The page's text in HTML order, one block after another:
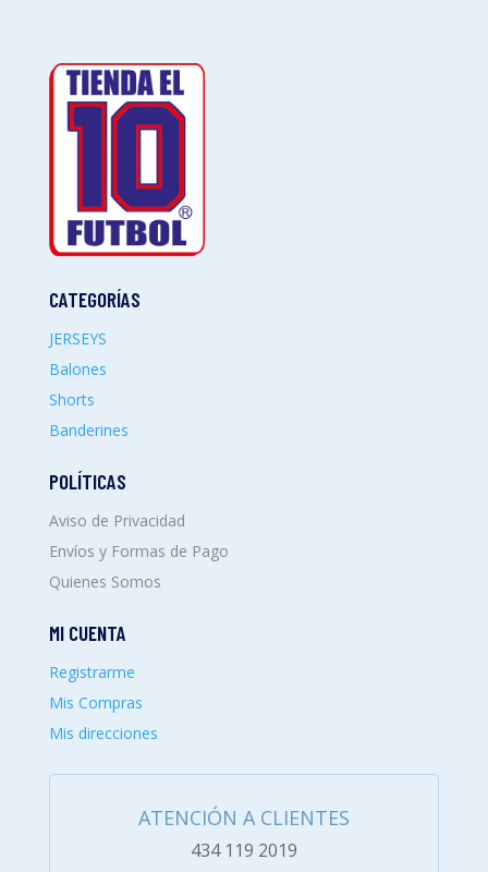
CATEGORÍAS
JERSEYS
Balones
Shorts
Banderines
POLÍTICAS
Aviso de Privacidad
Envíos y Formas de Pago
Quienes Somos
MI CUENTA
Registrarme
Mis Compras
Mis direcciones
ATENCIÓN A CLIENTES
434 119 2019